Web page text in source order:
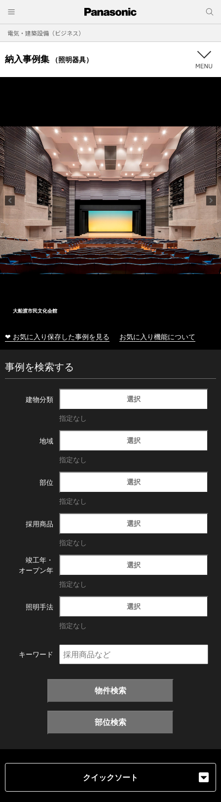
電気・建築設備（ビジネス）
納入事例集 （照明器具）
大船渡市民文化会館
❤ お気に入り保存した事例を見る お気に入り機能について
事例を検索する
建物分類 選択
指定なし
地域 選択
指定なし
部位 選択
指定なし
採用商品 選択
指定なし
竣工年・
オープン年
選択
指定なし
照明手法 選択
指定なし
キーワード
物件検索
部位検索
クイックソート